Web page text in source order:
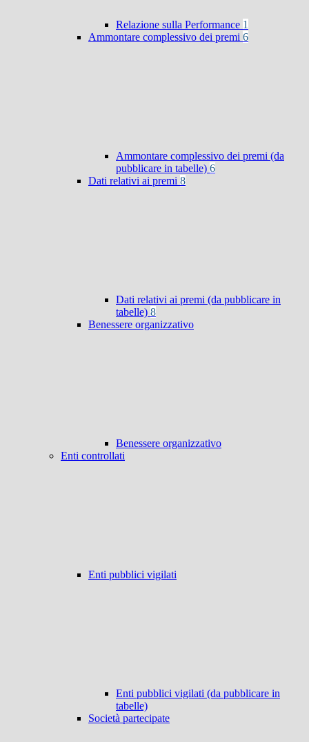
Relazione sulla Performance 1
Ammontare complessivo dei premi 6
Ammontare complessivo dei premi (da
pubblicare in tabelle) 6
Dati relativi ai premi 8
Dati relativi ai premi (da pubblicare in
tabelle) 8
Benessere organizzativo
Benessere organizzativo
Enti controllati
Enti pubblici vigilati
Enti pubblici vigilati (da pubblicare in
tabelle)
Società partecipate